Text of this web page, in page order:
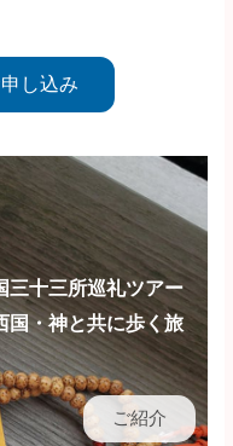
し込み
三十三所巡礼ツアー
国・神と共に歩く旅
ご紹介